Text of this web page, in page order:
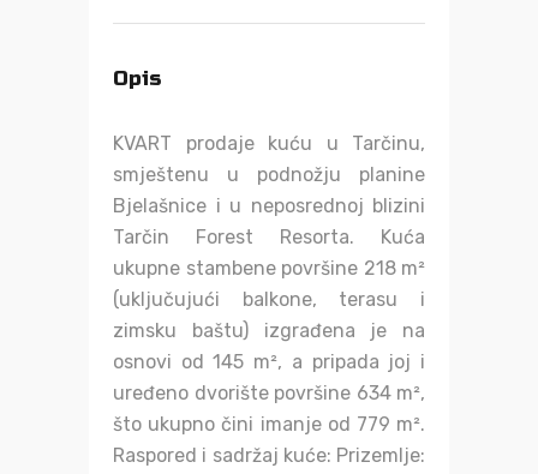
Opis
KVART prodaje kuću u Tarčinu,
smještenu u podnožju planine
Bjelašnice i u neposrednoj blizini
Tarčin Forest Resorta. Kuća
ukupne stambene površine 218 m²
(uključujući balkone, terasu i
zimsku baštu) izgrađena je na
osnovi od 145 m², a pripada joj i
uređeno dvorište površine 634 m²,
što ukupno čini imanje od 779 m².
Raspored i sadržaj kuće: Prizemlje: